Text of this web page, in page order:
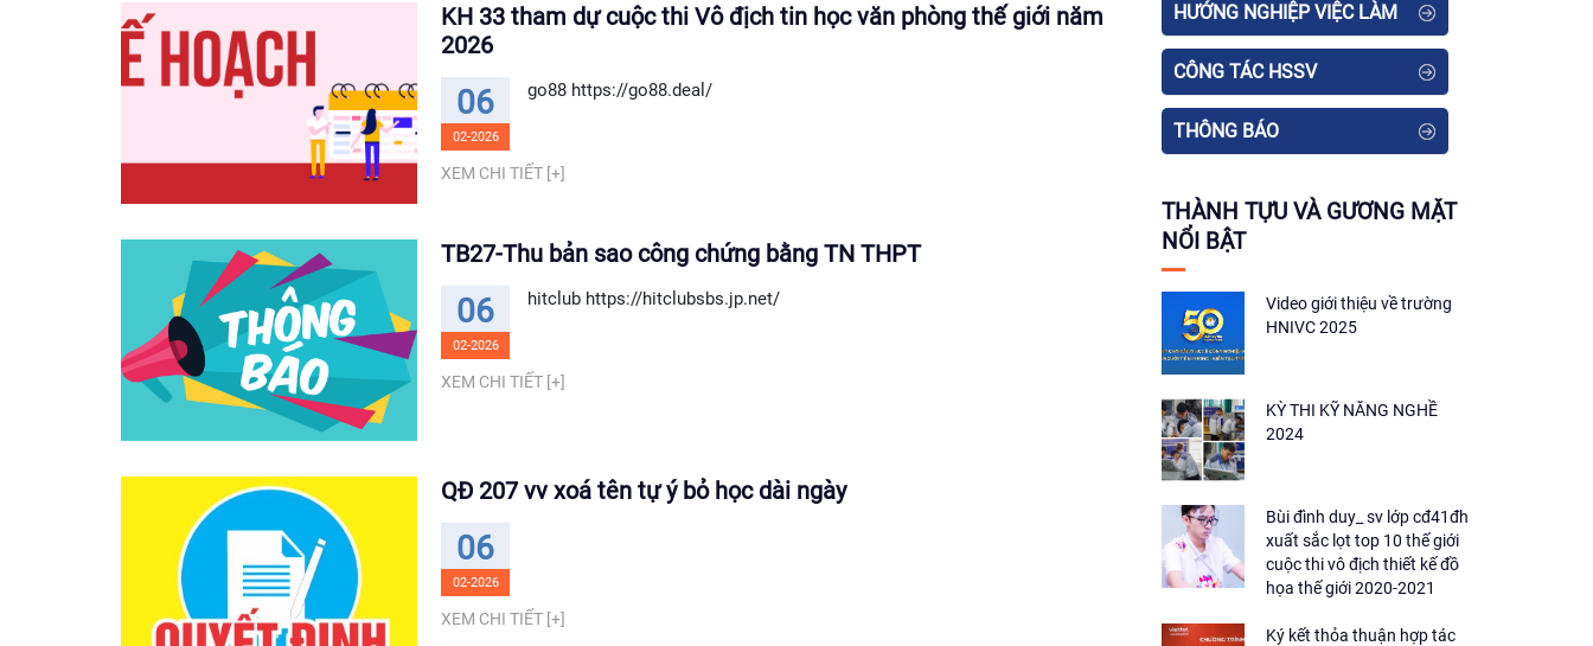
KH 33 tham dự cuộc thi Vô địch tin học văn phòng thế giới năm
2026
06
02-2026
go88 https://go88.deal/
XEM CHI TIẾT [+]
TB27-Thu bản sao công chứng bằng TN THPT
06
02-2026
hitclub https://hitclubsbs.jp.net/
XEM CHI TIẾT [+]
QĐ 207 vv xoá tên tự ý bỏ học dài ngày
06
02-2026
XEM CHI TIẾT [+]
HƯỚNG NGHIỆP VIỆC LÀM
CÔNG TÁC HSSV
THÔNG BÁO
THÀNH TỰU VÀ GƯƠNG MẶT
NỔI BẬT
Video giới thiệu về trường
HNIVC 2025
KỲ THI KỸ NĂNG NGHỀ
2024
Bùi đình duy_ sv lớp cđ41đh
xuất sắc lọt top 10 thế giới
cuộc thi vô địch thiết kế đồ
họa thế giới 2020-2021
Ký kết thỏa thuận hợp tác